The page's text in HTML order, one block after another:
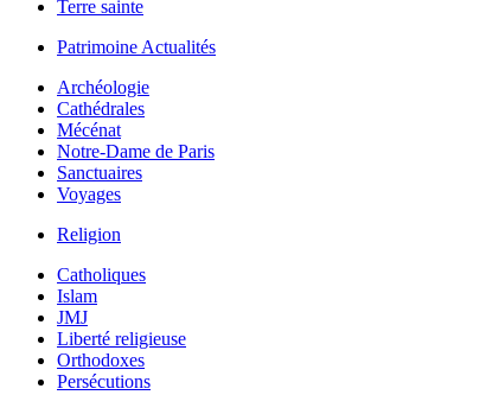
Terre sainte
Patrimoine Actualités
Archéologie
Cathédrales
Mécénat
Notre-Dame de Paris
Sanctuaires
Voyages
Religion
Catholiques
Islam
JMJ
Liberté religieuse
Orthodoxes
Persécutions